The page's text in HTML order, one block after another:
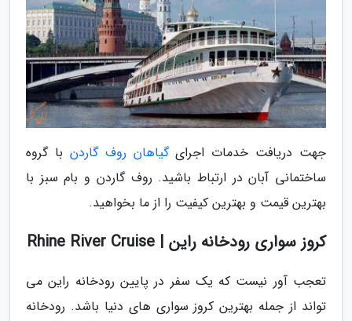
جهت دریافت خدمات اجرایگیاهان روف گاردن با گروه
ساختمانی آبان در ارتباط باشید. روف گاردن و بام سبز با
بهترین قیمت و بهترین کیفیت را از ما بخواهید.
کروز سواری رودخانه راین | Rhine River Cruise
تعجب آور نیست که یک سفر در پایین رودخانه راین می
تواند از جمله بهترین کروز سواری های دنیا باشد. رودخانه